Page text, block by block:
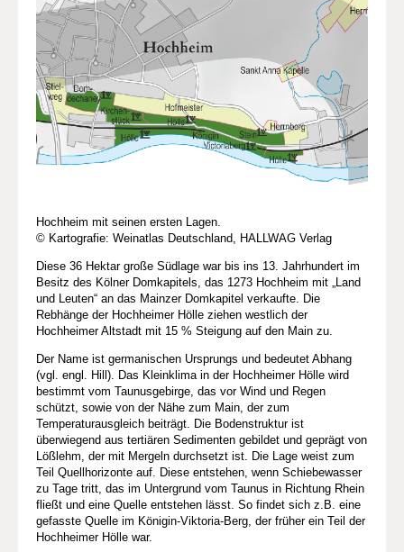
Hochheim mit seinen ersten Lagen.
© Kartografie: Weinatlas Deutschland, HALLWAG Verlag
Diese 36 Hektar große Südlage war bis ins 13. Jahrhundert im
Besitz des Kölner Domkapitels, das 1273 Hochheim mit „Land
und Leuten“ an das Mainzer Domkapitel verkaufte. Die
Rebhänge der Hochheimer Hölle ziehen westlich der
Hochheimer Altstadt mit 15 % Steigung auf den Main zu.
Der Name ist germanischen Ursprungs und bedeutet Abhang
(vgl. engl. Hill). Das Kleinklima in der Hochheimer Hölle wird
bestimmt vom Taunusgebirge, das vor Wind und Regen
schützt, sowie von der Nähe zum Main, der zum
Temperaturausgleich beiträgt. Die Bodenstruktur ist
überwiegend aus tertiären Sedimenten gebildet und geprägt von
Lößlehm, der mit Mergeln durchsetzt ist. Die Lage weist zum
Teil Quellhorizonte auf. Diese entstehen, wenn Schiebewasser
zu Tage tritt, das im Untergrund vom Taunus in Richtung Rhein
fließt und eine Quelle entstehen lässt. So findet sich z.B. eine
gefasste Quelle im Königin-Viktoria-Berg, der früher ein Teil der
Hochheimer Hölle war.